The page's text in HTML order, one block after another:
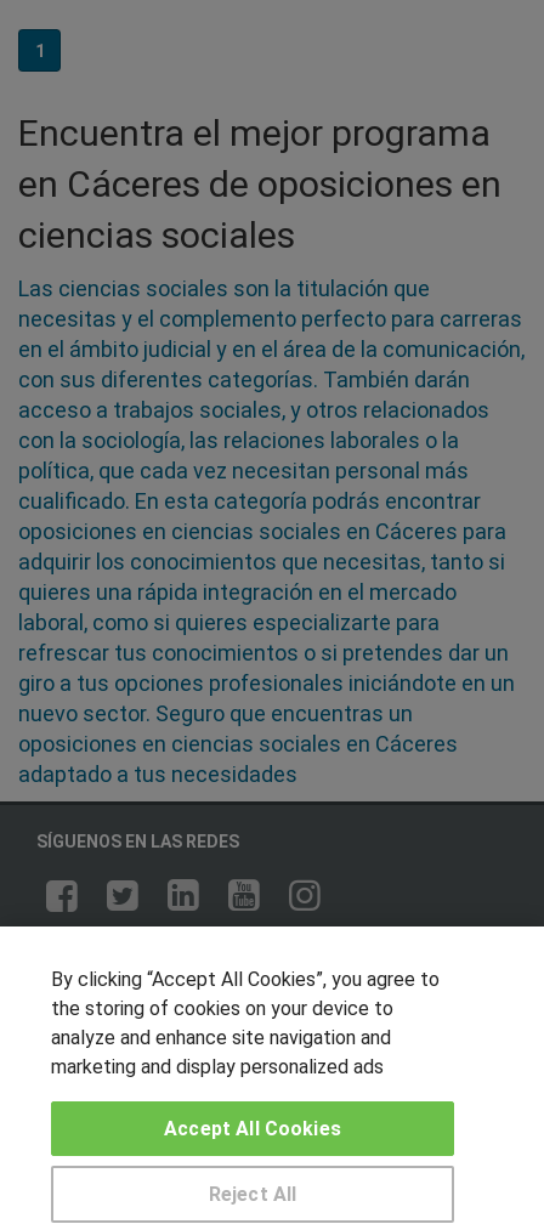
1
Encuentra el mejor programa
en Cáceres de oposiciones en
ciencias sociales
Las ciencias sociales son la titulación que
necesitas y el complemento perfecto para carreras
en el ámbito judicial y en el área de la comunicación,
con sus diferentes categorías. También darán
acceso a trabajos sociales, y otros relacionados
con la sociología, las relaciones laborales o la
política, que cada vez necesitan personal más
cualificado. En esta categoría podrás encontrar
oposiciones en ciencias sociales en Cáceres para
adquirir los conocimientos que necesitas, tanto si
quieres una rápida integración en el mercado
laboral, como si quieres especializarte para
refrescar tus conocimientos o si pretendes dar un
giro a tus opciones profesionales iniciándote en un
nuevo sector. Seguro que encuentras un
oposiciones en ciencias sociales en Cáceres
adaptado a tus necesidades
SÍGUENOS EN LAS REDES
Muro de los idiomas
Hablemos de empleo
Locos por las becas
CENTROS DE FORMACIÓN
By clicking “Accept All Cookies”, you agree to
the storing of cookies on your device to
analyze and enhance site navigation and
marketing and display personalized ads
Reject All
Accept All Cookies